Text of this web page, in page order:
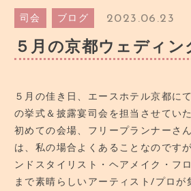
韓国語講座＆韓紙工芸講座
Blog
ブログ
CONTACT
ご依頼・お問合せ
教室へのアクセス
司会 ブログ 2023.06.23
５月の京都ウェディン
５月の佳き日、エースホテル京都に
の挙式＆披露宴司会を担当させてい
初めての会場、フリープランナーさ
は、私の場合よくあることなのです
ンドスタイリスト・ヘアメイク・フ
まで素晴らしいアーティスト/プロが